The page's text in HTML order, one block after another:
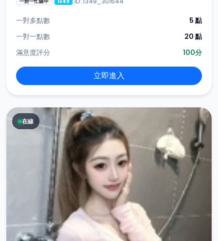
一對多點數
5 點
一對一點數
20 點
滿意度評分
100分
立即進入
在線